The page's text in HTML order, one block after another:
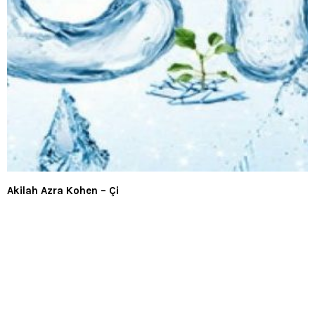
Akilah Azra Kohen – Çi